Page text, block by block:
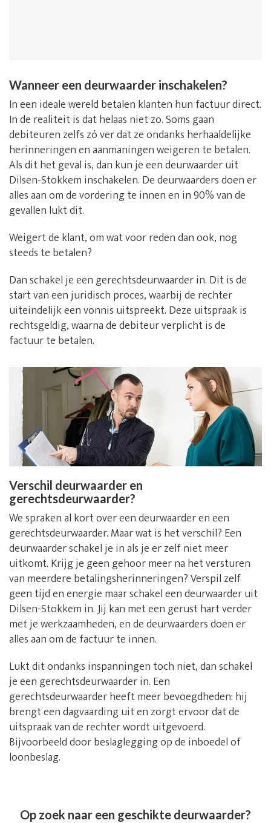
Wanneer een deurwaarder inschakelen?
In een ideale wereld betalen klanten hun factuur direct.
In de realiteit is dat helaas niet zo. Soms gaan
debiteuren zelfs zó ver dat ze ondanks herhaaldelijke
herinneringen en aanmaningen weigeren te betalen.
Als dit het geval is, dan kun je een deurwaarder uit
Dilsen-Stokkem inschakelen. De deurwaarders doen er
alles aan om de vordering te innen en in 90% van de
gevallen lukt dit.
Weigert de klant, om wat voor reden dan ook, nog
steeds te betalen?
Dan schakel je een gerechtsdeurwaarder in. Dit is de
start van een juridisch proces, waarbij de rechter
uiteindelijk een vonnis uitspreekt. Deze uitspraak is
rechtsgeldig, waarna de debiteur verplicht is de
factuur te betalen.
Verschil deurwaarder en
gerechtsdeurwaarder?
We spraken al kort over een deurwaarder en een
gerechtsdeurwaarder. Maar wat is het verschil? Een
deurwaarder schakel je in als je er zelf niet meer
uitkomt. Krijg je geen gehoor meer na het versturen
van meerdere betalingsherinneringen? Verspil zelf
geen tijd en energie maar schakel een deurwaarder uit
Dilsen-Stokkem in. Jij kan met een gerust hart verder
met je werkzaamheden, en de deurwaarders doen er
alles aan om de factuur te innen.
Lukt dit ondanks inspanningen toch niet, dan schakel
je een gerechtsdeurwaarder in. Een
gerechtsdeurwaarder heeft meer bevoegdheden: hij
brengt een dagvaarding uit en zorgt ervoor dat de
uitspraak van de rechter wordt uitgevoerd.
Bijvoorbeeld door beslaglegging op de inboedel of
loonbeslag.
Op zoek naar een geschikte deurwaarder?